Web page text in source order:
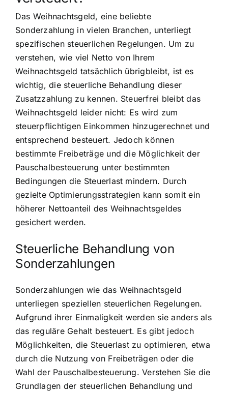
Das Weihnachtsgeld, eine beliebte
Sonderzahlung in vielen Branchen, unterliegt
spezifischen steuerlichen Regelungen. Um zu
verstehen, wie viel Netto von Ihrem
Weihnachtsgeld tatsächlich übrigbleibt, ist es
wichtig, die steuerliche Behandlung dieser
Zusatzzahlung zu kennen. Steuerfrei bleibt das
Weihnachtsgeld leider nicht: Es wird zum
steuerpflichtigen Einkommen hinzugerechnet und
entsprechend besteuert. Jedoch können
bestimmte Freibeträge und die Möglichkeit der
Pauschalbesteuerung unter bestimmten
Bedingungen die Steuerlast mindern. Durch
gezielte Optimierungsstrategien kann somit ein
höherer Nettoanteil des Weihnachtsgeldes
gesichert werden.
Steuerliche Behandlung von
Sonderzahlungen
Sonderzahlungen wie das Weihnachtsgeld
unterliegen speziellen steuerlichen Regelungen.
Aufgrund ihrer Einmaligkeit werden sie anders als
das reguläre Gehalt besteuert. Es gibt jedoch
Möglichkeiten, die Steuerlast zu optimieren, etwa
durch die Nutzung von Freibeträgen oder die
Wahl der Pauschalbesteuerung. Verstehen Sie die
Grundlagen der steuerlichen Behandlung und